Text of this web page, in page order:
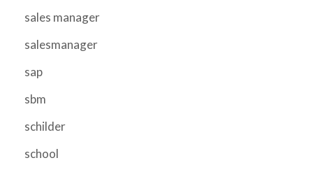
sales manager
salesmanager
sap
sbm
schilder
school